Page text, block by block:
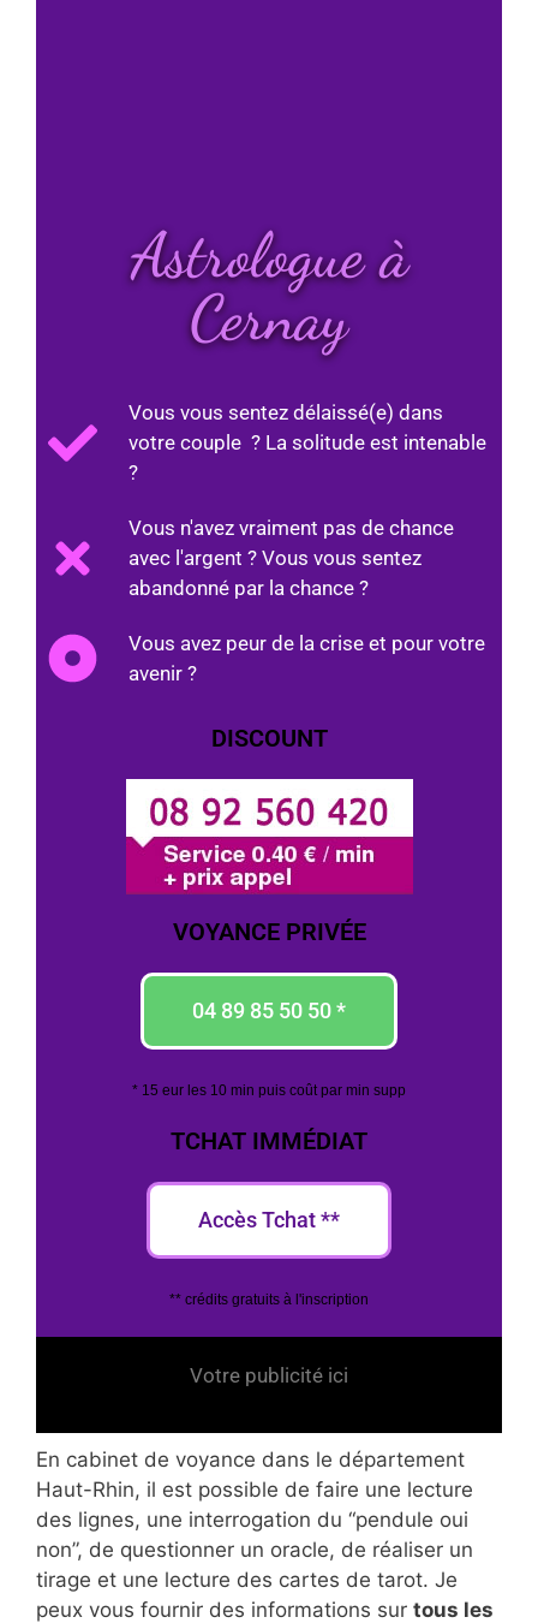
Astrologue à
Cernay
Vous vous sentez délaissé(e) dans
votre couple ? La solitude est intenable
?
Vous n'avez vraiment pas de chance
avec l'argent ? Vous vous sentez
abandonné par la chance ?
Vous avez peur de la crise et pour votre
avenir ?
DISCOUNT
VOYANCE PRIVÉE
04 89 85 50 50 *
* 15 eur les 10 min puis coût par min supp
TCHAT IMMÉDIAT
Accès Tchat **
** crédits gratuits à l'inscription
Votre publicité ici
En cabinet de voyance dans le département
Haut-Rhin, il est possible de faire une lecture
des lignes, une interrogation du “pendule oui
non”, de questionner un oracle, de réaliser un
tirage et une lecture des cartes de tarot. Je
peux vous fournir des informations sur tous les